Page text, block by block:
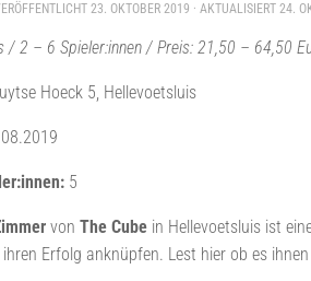
23. OKTOBER 2019 · AKTUALISIERT 24.
/ 2 – 6 Spieler:innen / Preis: 21,50 – 64,50
Hoeck 5, Hellevoetsluis
5
von The Cube in Hellevoetsluis ist
Erfolg anknüpfen. Lest hier ob es